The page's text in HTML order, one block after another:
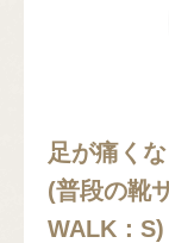
足が痛く
(普段の靴
WALK：S)